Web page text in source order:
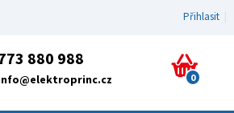
Přihlasit
880 988
0